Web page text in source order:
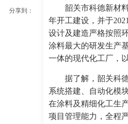
分享到：
韶关市科德新材
年开工建设，并于
设计及建造严格按照
涂料最大的研发生产
一体的现代化工厂，
据了解，韶关科
系统搭建、自动化模
在涂料及精细化工生
项目管理能力，全程